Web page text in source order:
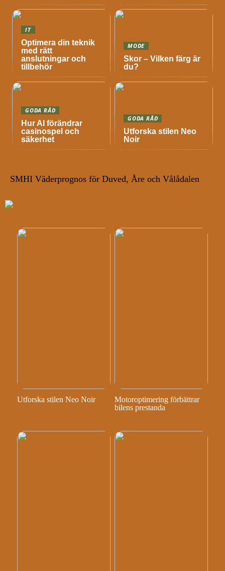
IT
Optimera din teknik
med rätt
anslutningar och
tillbehör
MODE
Skor – Vilken färg är
du?
GODA RÅD
Hur AI förändrar
casinospel och
säkerhet
GODA RÅD
Utforska stilen Neo
Noir
SMHI Väderprognos för Duved, Åre och Vålådalen
Utforska stilen Neo Noir
Motoroptimering förbättrar
bilens prestanda